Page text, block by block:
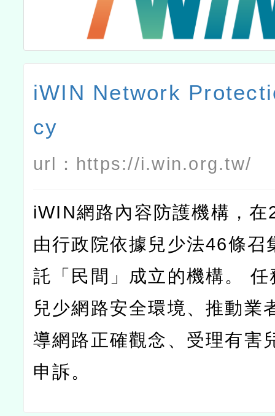
iWIN Network
cy
url： https://i.win.org.tw/
iWIN網路內容防護機構，
由行政院依據兒少法46條召
託「民間」成立的機構。 任
兒少網路安全環境、推動業
導網路正確觀念、受理有害
申訴。